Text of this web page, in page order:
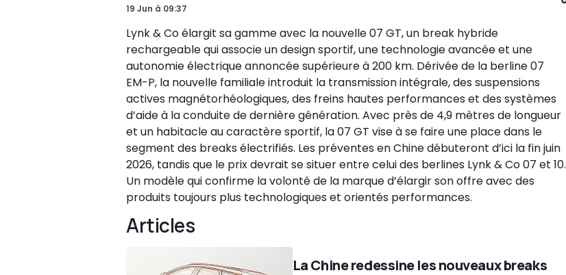
19 Jun à 09:37
Lynk & Co élargit sa gamme avec la nouvelle 07 GT, un break hybride
rechargeable qui associe un design sportif, une technologie avancée et une
autonomie électrique annoncée supérieure à 200 km. Dérivée de la berline 07
EM-P, la nouvelle familiale introduit la transmission intégrale, des suspensions
actives magnétorhéologiques, des freins hautes performances et des systèmes
d’aide à la conduite de dernière génération. Avec près de 4,9 mètres de longueur
et un habitacle au caractère sportif, la 07 GT vise à se faire une place dans le
segment des breaks électrifiés. Les préventes en Chine débuteront d’ici la fin juin
2026, tandis que le prix devrait se situer entre celui des berlines Lynk & Co 07 et 10.
Un modèle qui confirme la volonté de la marque d’élargir son offre avec des
produits toujours plus technologiques et orientés performances.
Articles
La Chine redessine les nouveaux breaks